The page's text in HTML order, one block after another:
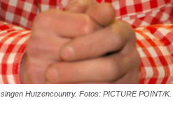
Hutzencountry. Fotos: PICTURE POINT/K.